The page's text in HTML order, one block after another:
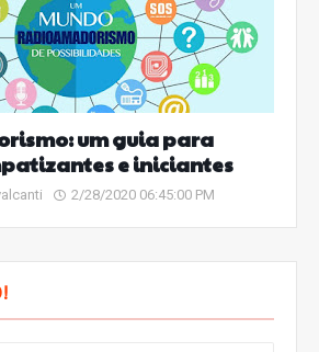
um guia para
e iniciantes
2/28/2020 06:45:00 PM